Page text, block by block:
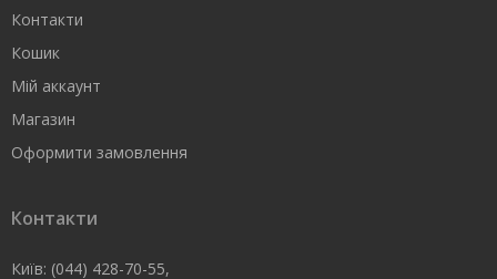
Контакти
Кошик
Мій аккаунт
Магазин
Оформити замовлення
Контакти
Київ: (044) 428-70-55,